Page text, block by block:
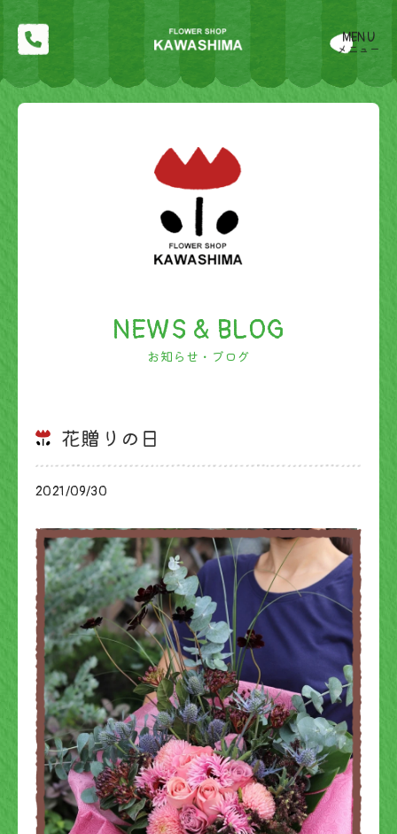
MENU
メニュー
NEWS & BLOG
お知らせ・ブログ
花贈りの日
2021/09/30